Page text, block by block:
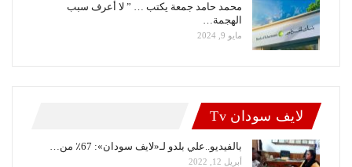
محمد حامد جمعة يكتب … ” لا أعرف سبب
الهجمة…
مايو 9, 2024
لايف سودان Tv
بالفيديو..علي بلدو لـ«لايف سودان»: 67٪ من…
أبريل 12, 2022